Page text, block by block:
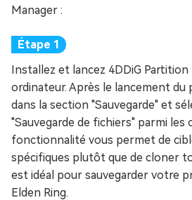
Manager :
Installez et lancez 4DDiG
ordinateur. Après le lancement du
dans la section "Sauvegarde" et
"Sauvegarde de fichiers" parmi les
fonctionnalité vous permet de
spécifiques plutôt que de cloner
est idéal pour sauvegarder votre
Elden Ring.